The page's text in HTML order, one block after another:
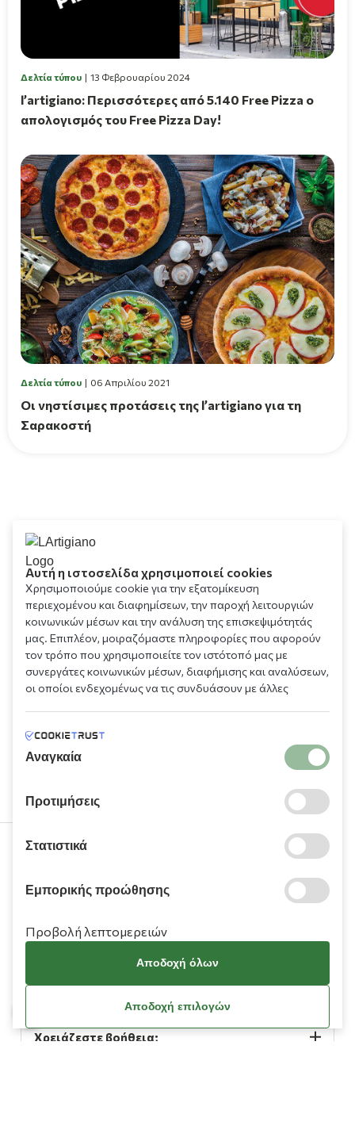
Δελτία τύπου 13 Φεβρουαρίου 2024
l’artigiano: Περισσότερες από 5.140 Free Pizza ο
απολογισμός του Free Pizza Day!
Δελτία τύπου 06 Απριλίου 2021
Οι νηστίσιμες προτάσεις της l’artigiano για τη
Σαρακοστή
Πληροφορίες
Χρειάζεστε βοήθεια;
Αυτή η ιστοσελίδα χρησιμοποιεί cookies
Χρησιμοποιούμε cookie για την εξατομίκευση
περιεχομένου και διαφημίσεων, την παροχή λειτουργιών
κοινωνικών μέσων και την ανάλυση της επισκεψιμότητάς
μας. Επιπλέον, μοιραζόμαστε πληροφορίες που αφορούν
τον τρόπο που χρησιμοποιείτε τον ιστότοπό μας με
συνεργάτες κοινωνικών μέσων, διαφήμισης και αναλύσεων,
οι οποίοι ενδεχομένως να τις συνδυάσουν με άλλες
υπηρεσιών τους.
Αναγκαία
Προτιμήσεις
Στατιστικά
Εμπορικής προώθησης
Προβολή λεπτομερειών
Αποδοχή όλων
Αποδοχή επιλογών